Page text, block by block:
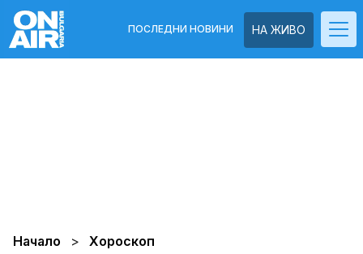
НА ЖИВО
ПОСЛЕДНИ НОВИНИ
Начало Хороскоп